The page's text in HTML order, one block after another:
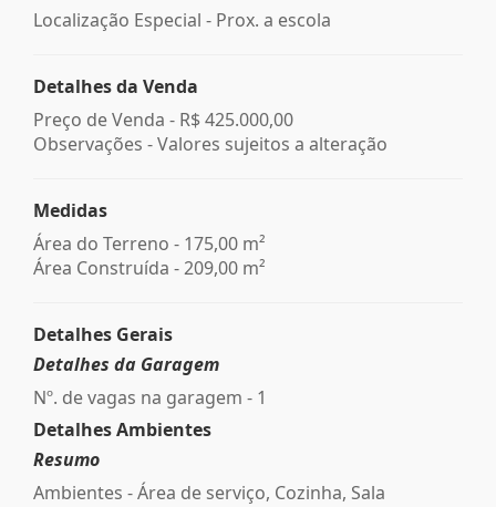
Localização Especial - Prox. a escola
Detalhes da Venda
Preço de Venda - R$ 425.000,00
Observações - Valores sujeitos a alteração
Medidas
Área do Terreno - 175,00 m²
Área Construída - 209,00 m²
Detalhes Gerais
Detalhes da Garagem
Nº. de vagas na garagem - 1
Detalhes Ambientes
Resumo
Ambientes - Área de serviço, Cozinha, Sala